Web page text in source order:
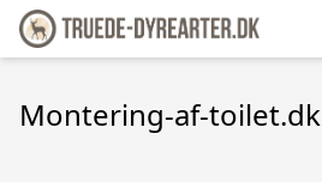
Montering-af-toilet.dk